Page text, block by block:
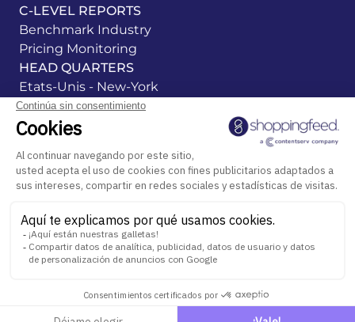
C-LEVEL REPORTS
Benchmark Industry
Pricing Monitoring
HEAD QUARTERS
Etats-Unis - New-York
France - Cachan
Espagne - Alicante
Avisos legales Política de privacidad
Gestión de las cookies
Sistema de alerta Conectarse a la plataforma
All rights reserved ©Centric Shoppingfeed 2026